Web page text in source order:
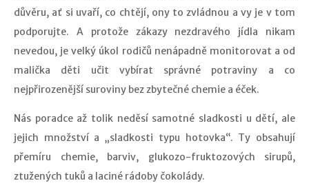
důvěru, ať si uvaří, co chtějí, ony to zvládnou a vy je v tom
podporujte. A protože zákazy nezdravého jídla nikam
nevedou, je velký úkol rodičů nenápadně monitorovat a od
malička děti učit vybírat správné potraviny a co
nejpřirozenější suroviny bez zbytečné chemie a éček.
Nás poradce až tolik neděsí samotné sladkosti u dětí, ale
jejich množství a „sladkosti typu hotovka“. Ty obsahují
přemíru chemie, barviv, glukozo-fruktozových sirupů,
ztužených tuků a laciné rádoby čokolády.